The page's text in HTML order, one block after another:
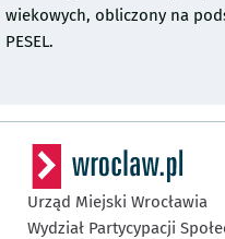
wiekowych, obliczony na
PESEL.
Urząd Miejski Wrocławia
Wydział Partycypacji